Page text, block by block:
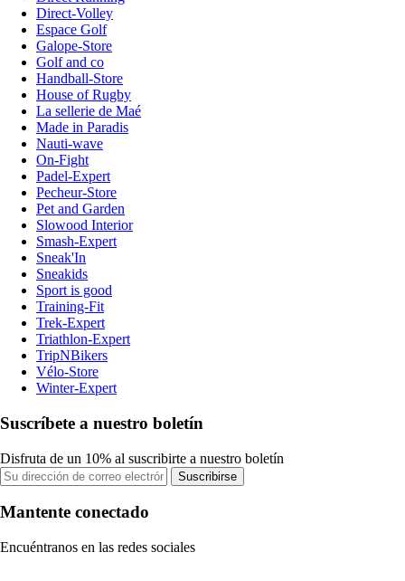
Direct-Volley
Espace Golf
Galope-Store
Golf and co
Handball-Store
House of Rugby
La sellerie de Maé
Made in Paradis
Nauti-wave
On-Fight
Padel-Expert
Pecheur-Store
Pet and Garden
Slowood Interior
Smash-Expert
Sneak'In
Sneakids
Sport is good
Training-Fit
Trek-Expert
Triathlon-Expert
TripNBikers
Vélo-Store
Winter-Expert
Suscríbete a nuestro boletín
Disfruta de un 10% al suscribirte a nuestro boletín
Suscribirse
Mantente conectado
Encuéntranos en las redes sociales